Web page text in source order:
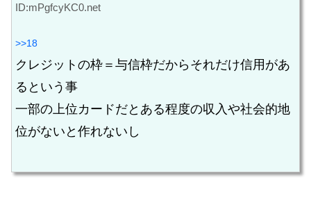
ID:mPgfcyKC0.net
>>18
クレジットの枠＝与信枠だからそれだけ信用があ
るという事
一部の上位カードだとある程度の収入や社会的地
位がないと作れないし